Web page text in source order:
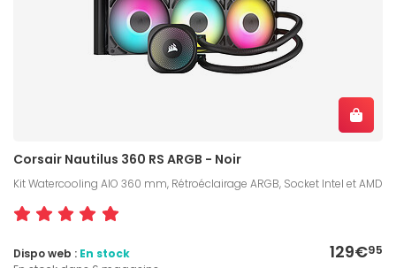
Corsair Nautilus 360 RS ARGB - Noir
Kit Watercooling AIO 360 mm, Rétroéclairage ARGB, Socket Intel et AMD
129€95
Dispo web : En stock